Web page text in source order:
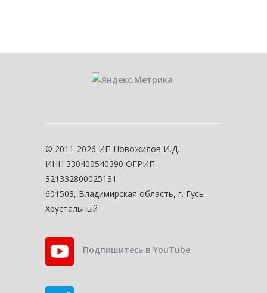
© 2011-2026 ИП Новожилов И.Д.
ИНН 330400540390 ОГРИП
321332800025131
601503, Владимирская область, г. Гусь-
Хрустальный
Подпишитесь в YouTube